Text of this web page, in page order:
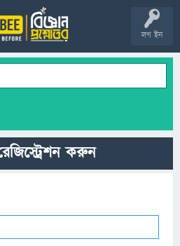
লগ ইন
করুন